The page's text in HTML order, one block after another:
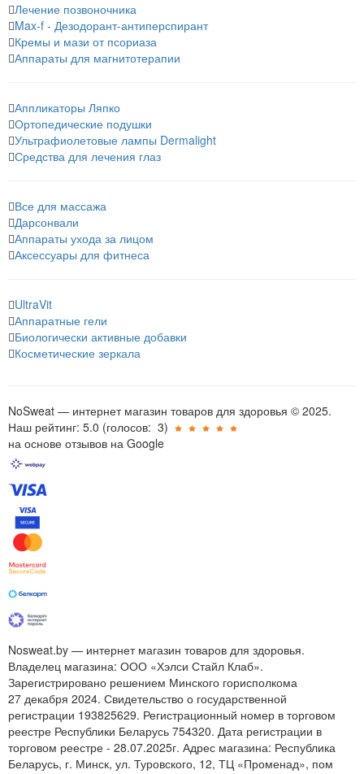
Лечение позвоночника
Max-f - Дезодорант-антиперспирант
Кремы и мази от псориаза
Аппараты для магнитотерапии
Аппликаторы Ляпко
Ортопедические подушки
Ультрафиолетовые лампы Dermalight
Средства для лечения глаз
Все для массажа
Дарсонвали
Аппараты ухода за лицом
Аксессуары для фитнеса
UltraVit
Аппаратные гели
Биологически активные добавки
Косметические зеркала
NoSweat — интернет магазин товаров для здоровья © 2025.
Наш рейтинг: 5.0 (голосов: 3)
на основе отзывов на Google
Nosweat.by — интернет магазин товаров для здоровья.
Владелец магазина: ООО «Хэлси Стайл Клаб».
Зарегистрировано решением Минского горисполкома
27 декабря 2024. Свидетельство о государственной
регистрации 193825629. Регистрационный номер в торговом
реестре Республики Беларусь 754320. Дата регистрации в
торговом реестре - 28.07.2025г. Адрес магазина: Республика
Беларусь, г. Минск, ул. Туровского, 12, ТЦ «Променад», пом